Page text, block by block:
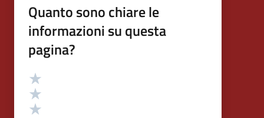
Quanto sono chiare le
informazioni su questa
pagina?
Valutazione